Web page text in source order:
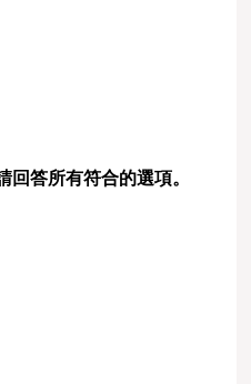
答所有符合的選項。